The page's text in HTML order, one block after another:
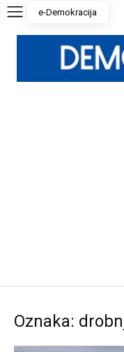
e-Demokracija
Oznaka: